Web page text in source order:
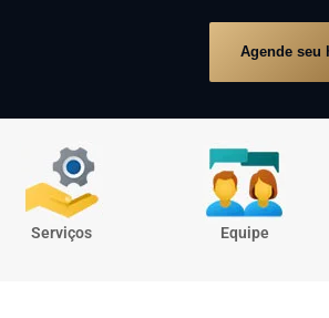
Agende seu
Serviços Equipe